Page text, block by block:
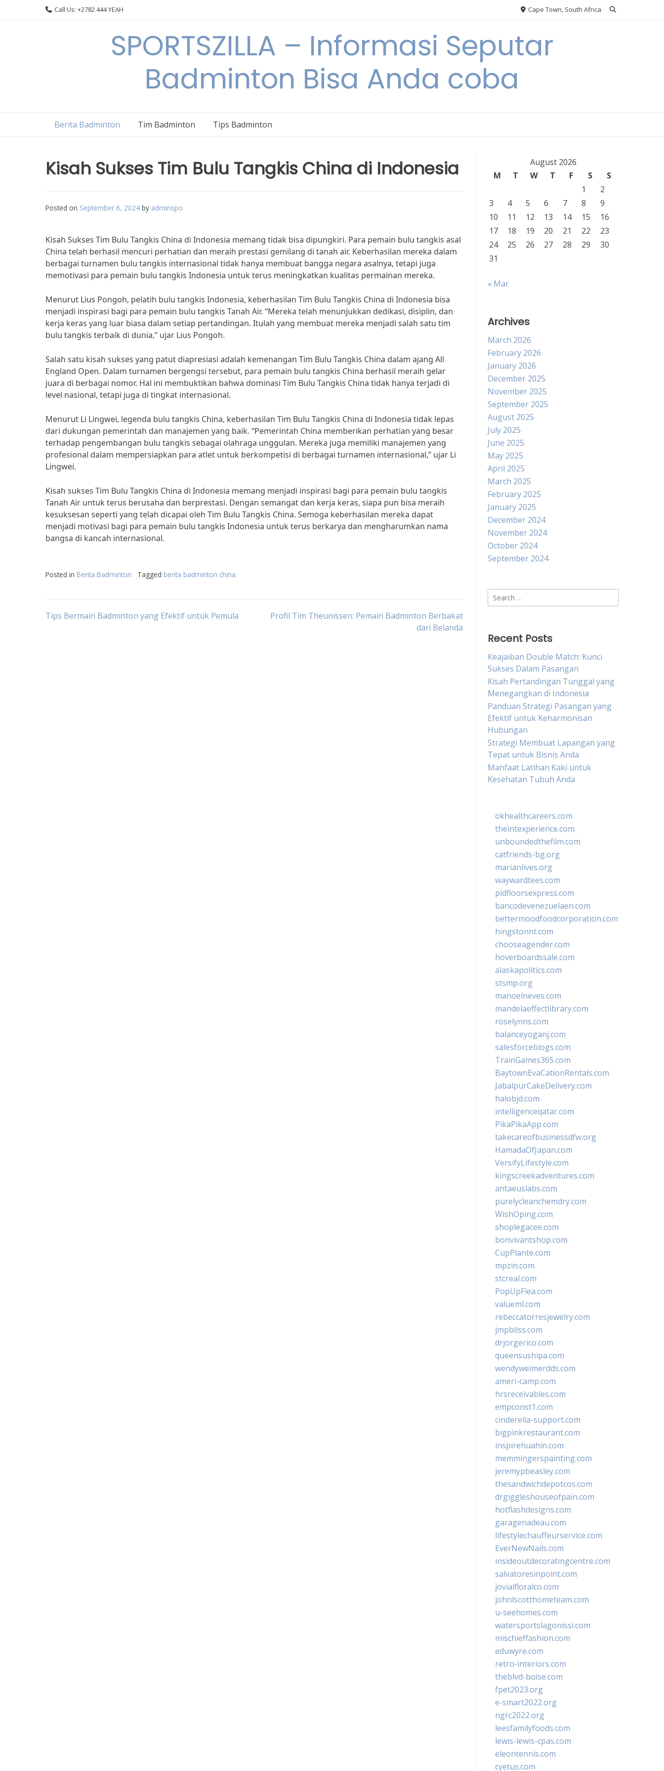
Call Us: +2782 444 YEAH Cape Town, South Africa
SPORTSZILLA – Informasi Seputar
Badminton Bisa Anda coba
Berita Badminton Tim Badminton Tips Badminton
Kisah Sukses Tim Bulu Tangkis China di Indonesia
Posted on September 6, 2024 by adminspo
Kisah Sukses Tim Bulu Tangkis China di Indonesia memang tidak bisa dipungkiri. Para pemain bulu tangkis asal
China telah berhasil mencuri perhatian dan meraih prestasi gemilang di tanah air. Keberhasilan mereka dalam
berbagai turnamen bulu tangkis internasional tidak hanya membuat bangga negara asalnya, tetapi juga
memotivasi para pemain bulu tangkis Indonesia untuk terus meningkatkan kualitas permainan mereka.
Menurut Lius Pongoh, pelatih bulu tangkis Indonesia, keberhasilan Tim Bulu Tangkis China di Indonesia bisa
menjadi inspirasi bagi para pemain bulu tangkis Tanah Air. “Mereka telah menunjukkan dedikasi, disiplin, dan
kerja keras yang luar biasa dalam setiap pertandingan. Itulah yang membuat mereka menjadi salah satu tim
bulu tangkis terbaik di dunia,” ujar Lius Pongoh.
Salah satu kisah sukses yang patut diapresiasi adalah kemenangan Tim Bulu Tangkis China dalam ajang All
England Open. Dalam turnamen bergengsi tersebut, para pemain bulu tangkis China berhasil meraih gelar
juara di berbagai nomor. Hal ini membuktikan bahwa dominasi Tim Bulu Tangkis China tidak hanya terjadi di
level nasional, tetapi juga di tingkat internasional.
Menurut Li Lingwei, legenda bulu tangkis China, keberhasilan Tim Bulu Tangkis China di Indonesia tidak lepas
dari dukungan pemerintah dan manajemen yang baik. “Pemerintah China memberikan perhatian yang besar
terhadap pengembangan bulu tangkis sebagai olahraga unggulan. Mereka juga memiliki manajemen yang
profesional dalam mempersiapkan para atlet untuk berkompetisi di berbagai turnamen internasional,” ujar Li
Lingwei.
Kisah sukses Tim Bulu Tangkis China di Indonesia memang menjadi inspirasi bagi para pemain bulu tangkis
Tanah Air untuk terus berusaha dan berprestasi. Dengan semangat dan kerja keras, siapa pun bisa meraih
kesuksesan seperti yang telah dicapai oleh Tim Bulu Tangkis China. Semoga keberhasilan mereka dapat
menjadi motivasi bagi para pemain bulu tangkis Indonesia untuk terus berkarya dan mengharumkan nama
bangsa di kancah internasional.
Posted in Berita Badminton Tagged berita badminton china
Post
Tips Bermain Badminton yang Efektif untuk Pemula
Profil Tim Theunissen: Pemain Badminton Berbakat
dari Belanda
August 2026
M
T W T F S
S
1
2
3
4 5 6 7 8
9
10
11 12 13 14 15
16
17
18 19 20 21 22
23
24
25 26 27 28 29
30
31
« Mar
Archives
March 2026
February 2026
January 2026
December 2025
November 2025
September 2025
August 2025
July 2025
June 2025
May 2025
April 2025
March 2025
February 2025
January 2025
December 2024
November 2024
October 2024
September 2024
Search
for:
Recent Posts
Keajaiban Double Match: Kunci
Sukses Dalam Pasangan
Kisah Pertandingan Tunggal yang
Menegangkan di Indonesia
Panduan Strategi Pasangan yang
Efektif untuk Keharmonisan
Hubungan
Strategi Membuat Lapangan yang
Tepat untuk Bisnis Anda
Manfaat Latihan Kaki untuk
Kesehatan Tubuh Anda
okhealthcareers.com
theintexperience.com
unboundedthefilm.com
catfriends-bg.org
marianlives.org
waywardtees.com
pidfloorsexpress.com
bancodevenezuelaen.com
bettermoodfoodcorporation.com
hingstonnt.com
chooseagender.com
hoverboardssale.com
alaskapolitics.com
stsmp.org
manoelneves.com
mandelaeffectlibrary.com
roselynns.com
balanceyoganj.com
salesforceblogs.com
TrainGames365.com
BaytownEvaCationRentals.com
JabalpurCakeDelivery.com
halobjd.com
intelligenceqatar.com
PikaPikaApp.com
takecareofbusinessdfw.org
HamadaOfJapan.com
VersifyLifestyle.com
kingscreekadventures.com
antaeuslabs.com
purelycleanchemdry.com
WishOping.com
shoplegacee.com
bonvivantshop.com
CupPlante.com
mpzin.com
stcreal.com
PopUpFlea.com
valueml.com
rebeccatorresjewelry.com
jmpbliss.com
drjorgerico.com
queensushipa.com
wendyweimerdds.com
ameri-camp.com
hrsreceivables.com
empconst1.com
cinderella-support.com
bigpinkrestaurant.com
inspirehuahin.com
memmingerspainting.com
jeremypbeasley.com
thesandwichdepotcos.com
drgiggleshouseofpain.com
hotflashdesigns.com
garagenadeau.com
lifestylechauffeurservice.com
EverNewNails.com
insideoutdecoratingcentre.com
salvatoresinpoint.com
jovialfloralco.com
johnlscotthometeam.com
u-seehomes.com
watersportslagonissi.com
mischieffashion.com
eduwyre.com
retro-interiors.com
theblvd-boise.com
fpet2023.org
e-smart2022.org
ngrc2022.org
leesfamilyfoods.com
lewis-lewis-cpas.com
eleontennis.com
cyetus.com